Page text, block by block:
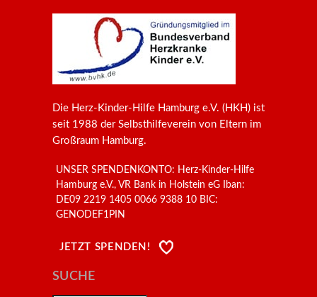
Die Herz-Kinder-Hilfe Hamburg e.V. (HKH) ist
seit 1988 der Selbsthilfeverein von Eltern im
Großraum Hamburg.
UNSER SPENDENKONTO: Herz-Kinder-Hilfe
Hamburg e.V., VR Bank in Holstein eG Iban:
DE09 2219 1405 0066 9388 10 BIC:
GENODEF1PIN
JETZT SPENDEN!
SUCHE